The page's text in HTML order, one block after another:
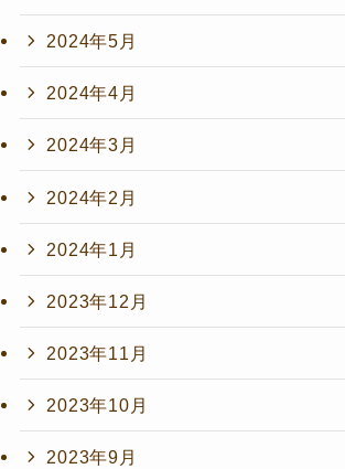
2024年5月
2024年4月
2024年3月
2024年2月
2024年1月
2023年12月
2023年11月
2023年10月
2023年9月